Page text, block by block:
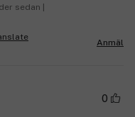
sedan |
Anmäl
0